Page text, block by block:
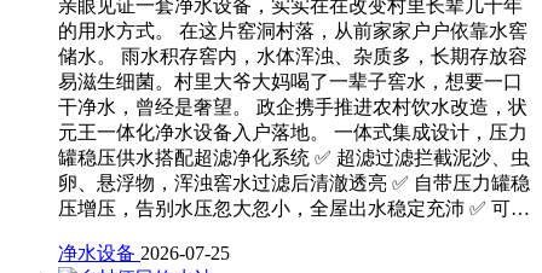
亲眼见证一套净水设备，实实在在改变村里长辈几十年
的用水方式。 在这片窑洞村落，从前家家户户依靠水窖
储水。 雨水积存窖内，水体浑浊、杂质多，长期存放容
易滋生细菌。村里大爷大妈喝了一辈子窖水，想要一口
干净水，曾经是奢望。 政企携手推进农村饮水改造，状
元王一体化净水设备入户落地。 一体式集成设计，压力
罐稳压供水搭配超滤净化系统 ✅ 超滤过滤拦截泥沙、虫
卵、悬浮物，浑浊窖水过滤后清澈透亮 ✅ 自带压力罐稳
压增压，告别水压忽大忽小，全屋出水稳定充沛 ✅ 可…
净水设备 2026-07-25